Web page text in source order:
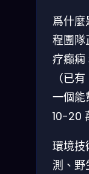
爲什
程團
疗癫痫
（已
一個
10-20
環境技
測、